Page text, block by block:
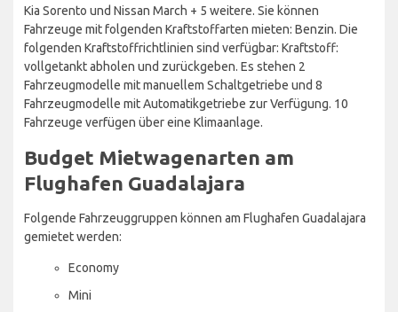
Kia Sorento und Nissan March + 5 weitere. Sie können
Fahrzeuge mit folgenden Kraftstoffarten mieten: Benzin. Die
folgenden Kraftstoffrichtlinien sind verfügbar: Kraftstoff:
vollgetankt abholen und zurückgeben. Es stehen 2
Fahrzeugmodelle mit manuellem Schaltgetriebe und 8
Fahrzeugmodelle mit Automatikgetriebe zur Verfügung. 10
Fahrzeuge verfügen über eine Klimaanlage.
Budget Mietwagenarten am
Flughafen Guadalajara
Folgende Fahrzeuggruppen können am Flughafen Guadalajara
gemietet werden:
Economy
Mini